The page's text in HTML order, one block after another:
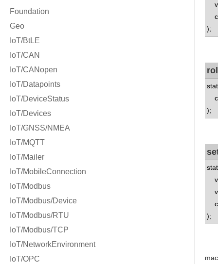
);
);
);